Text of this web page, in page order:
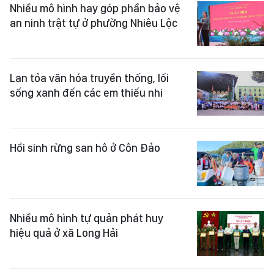
Nhiều mô hình hay góp phần bảo vệ
an ninh trật tự ở phường Nhiêu Lộc
Lan tỏa văn hóa truyền thống, lối
sống xanh đến các em thiếu nhi
Hồi sinh rừng san hô ở Côn Đảo
Nhiều mô hình tự quản phát huy
hiệu quả ở xã Long Hải